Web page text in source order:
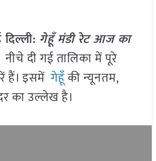
गेहूँ मंडी रेट आज का
नीचे दी गई तालिका में पूरे
हैं। इसमें गेहूँकी न्यूनतम,
का उल्लेख है।